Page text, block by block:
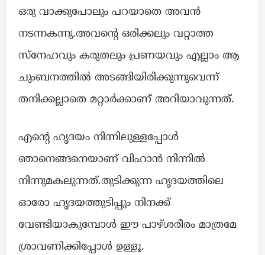
ഒരു വാക്കുപോലും പറയാതെ അവൻ
നടന്നകന്നു.അവന്റെ ഒരിക്കലും വറ്റാത്ത
സ്നേഹവും കരുതലും പ്രണയവും എല്ലാം ആ
ചുംബനത്തിൽ അടങ്ങിയിരിക്കുന്നുവെന്ന്
തനിക്കല്ലാതെ മറ്റാർക്കാണ് അറിയാവുന്നത്.
എന്റെ ഹൃദയം നിന്നിലുള്ളപ്പോൾ
ഞാനെങ്ങനെയാണ് വിഹാൻ നിന്നിൽ
നിന്നുമകലുന്നത്.തുടിക്കുന്ന ഹൃദയത്തിലെ
ഓരോ ഹൃദയത്തുടിപ്പും നിനക്ക്
വേണ്ടിയാകുമ്പോൾ ഈ പാഴ്‍ശരീരം മാത്രമേ
ശ്രാവണിക്കിപ്പോൾ ഉള്ളൂ.